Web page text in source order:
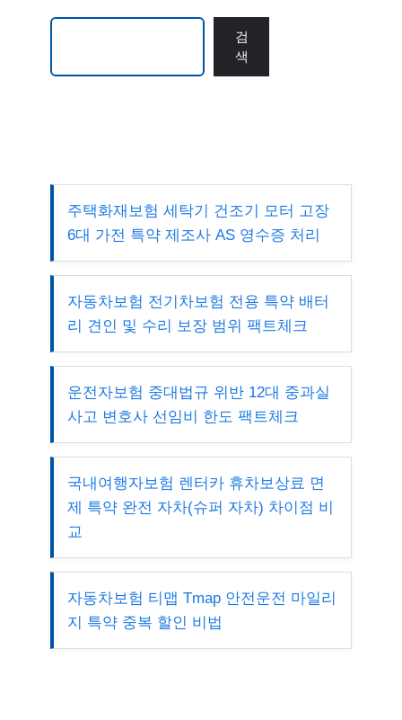
검
색
주택화재보험 세탁기 건조기 모터 고장
6대 가전 특약 제조사 AS 영수증 처리
자동차보험 전기차보험 전용 특약 배터
리 견인 및 수리 보장 범위 팩트체크
운전자보험 중대법규 위반 12대 중과실
사고 변호사 선임비 한도 팩트체크
국내여행자보험 렌터카 휴차보상료 면
제 특약 완전 자차(슈퍼 자차) 차이점 비
교
자동차보험 티맵 Tmap 안전운전 마일리
지 특약 중복 할인 비법